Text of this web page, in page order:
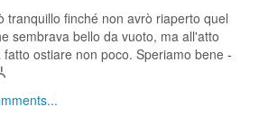
tranquillo finché non avrò riaperto quel
sembrava bello da vuoto, ma all'atto
ostiare non poco. Speriamo bene -